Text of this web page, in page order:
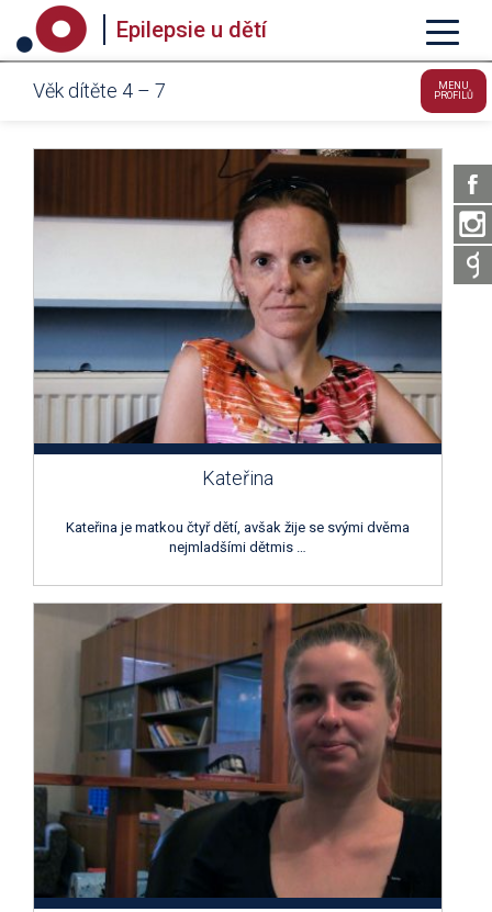
Epilepsie u dětí
Věk dítěte 4 – 7
MENU
PROFILŮ
Kateřina
Kateřina je matkou čtyř dětí, avšak žije se svými dvěma
nejmladšími dětmis …